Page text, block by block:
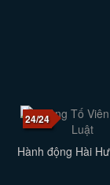
24/24
Hành động Hài